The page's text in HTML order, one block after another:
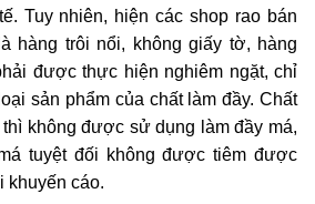
Tuy nhiên, hiện các shop rao bán
hàng trôi nổi, không giấy tờ, hàng
được thực hiện nghiêm ngặt, chỉ
sản phẩm của chất làm đầy. Chất
thì không được sử dụng làm đầy má,
tuyệt đối không được tiêm được
khuyến cáo.